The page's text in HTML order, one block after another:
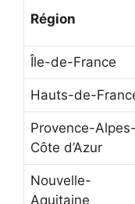
Région
Île-de-France
Hauts-de-
Provence-Alpes-
Côte d’Azur
Nouvelle-
Aquitaine